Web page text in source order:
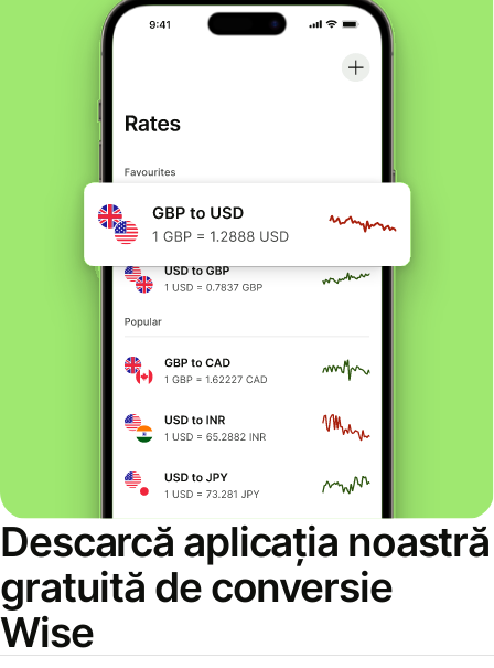
Descarcă aplicația noastră
gratuită de conversie
Wise